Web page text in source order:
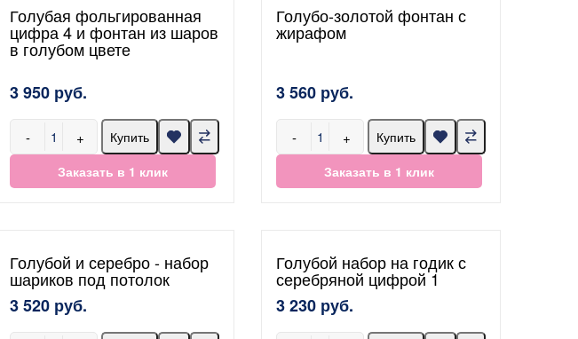
Голубая фольгированная
цифра 4 и фонтан из шаров
в голубом цвете
3 950 руб.
- +
Купить
Заказать в 1 клик
Голубо-золотой фонтан с
жирафом
3 560 руб.
- +
Купить
Заказать в 1 клик
Голубой и серебро - набор
шариков под потолок
3 520 руб.
Голубой набор на годик с
серебряной цифрой 1
3 230 руб.